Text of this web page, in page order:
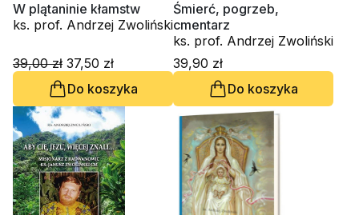
W plątaninie kłamstw
ks. prof. Andrzej Zwoliński
39,00 zł 37,50 zł
Do koszyka
Śmierć, pogrzeb,
cmentarz
ks. prof. Andrzej Zwoliński
39,90 zł
Do koszyka